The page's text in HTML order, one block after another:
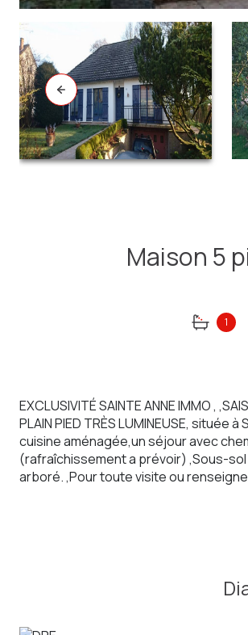
1
EXCLUSIVITÉ SAINTE ANNE IMMO ,
PLAIN PIED TRÈS LUMINEUSE, située
cuisine aménagée,un séjour avec
(rafraîchissement a prévoir) ,Sous-
arboré. ,Pour toute visite ou